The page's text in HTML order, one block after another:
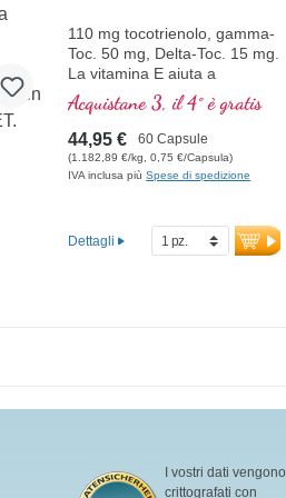
110 mg tocotrienolo, gamma-
Toc. 50 mg, Delta-Toc. 15 mg.
La vitamina E aiuta a
proteggere le cellule contro lo
stress ossidativo.
Acquistane 3, il 4° è gratis
44,95 € 60 Capsule
(1.182,89 €/kg, 0,75 €/Capsula)
IVA inclusa piùSpese di spedizione
Dettagli
I vostri dati vengono
crittografati con